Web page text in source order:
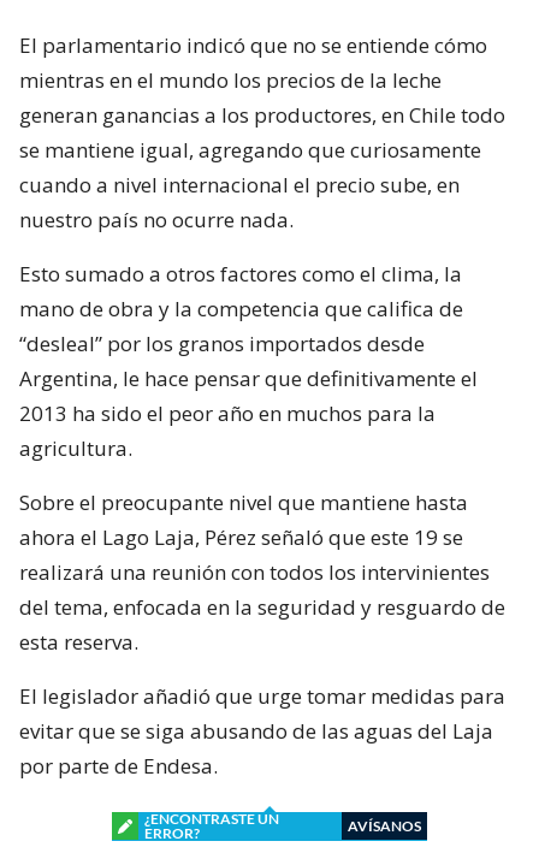
El parlamentario indicó que no se entiende cómo
mientras en el mundo los precios de la leche
generan ganancias a los productores, en Chile todo
se mantiene igual, agregando que curiosamente
cuando a nivel internacional el precio sube, en
nuestro país no ocurre nada.
Esto sumado a otros factores como el clima, la
mano de obra y la competencia que califica de
“desleal” por los granos importados desde
Argentina, le hace pensar que definitivamente el
2013 ha sido el peor año en muchos para la
agricultura.
Sobre el preocupante nivel que mantiene hasta
ahora el Lago Laja, Pérez señaló que este 19 se
realizará una reunión con todos los intervinientes
del tema, enfocada en la seguridad y resguardo de
esta reserva.
El legislador añadió que urge tomar medidas para
evitar que se siga abusando de las aguas del Laja
por parte de Endesa.
¿ENCONTRASTE UN
ERROR?
AVÍSANOS